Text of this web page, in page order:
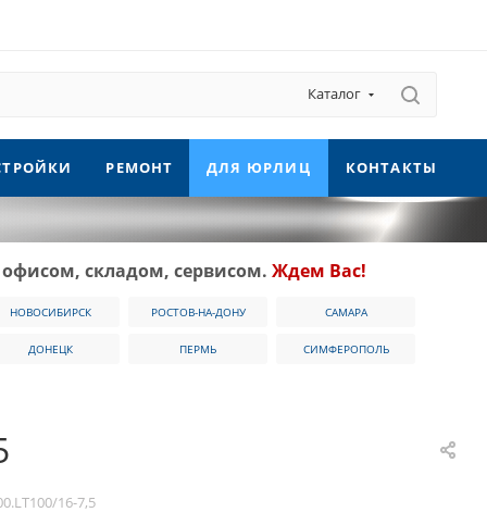
Каталог
РЕМОНТ ДЛЯ ЮРЛИЦ КОНТАКТЫ
складом, сервисом. Ждем Вас!
НОВОСИБИРСК РОСТОВ-НА-ДОНУ САМАРА
ДОНЕЦК ПЕРМЬ СИМФЕРОПОЛЬ
16-7,5